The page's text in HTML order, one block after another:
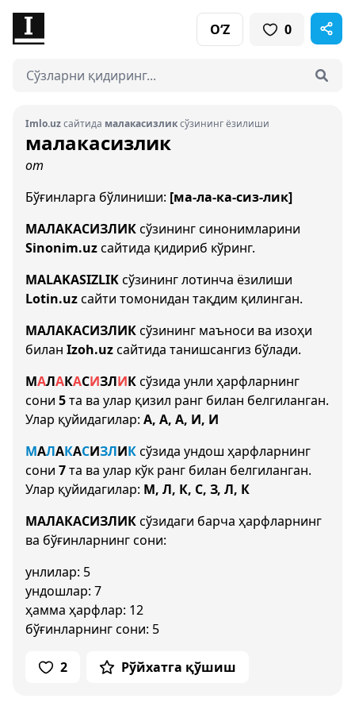
O‘Z 0
Imlo.uzсайтида малакасизликсўзининг ёзилиши
малакасизлик
от
Бўғинларга бўлиниши: [ма-ла-ка-сиз-лик]
МАЛАКАСИЗЛИКсўзининг синонимларини
Sinonim.uzсайтида қидириб кўринг.
MALAKASIZLIKсўзининг лотинча ёзилиши
Lotin.uzсайти томонидан тақдим қилинган.
МАЛАКАСИЗЛИКсўзининг маъноси ва изоҳи
билан Izoh.uzсайтида танишсангиз бўлади.
МАЛАКАСИЗЛИКсўзида унли ҳарфларнинг
сони 5та ва улар қизил ранг билан белгиланган.
Улар қуйидагилар: А, А, А, И, И
МАЛАКАСИЗЛИКсўзида ундош ҳарфларнинг
сони 7та ва улар кўк ранг билан белгиланган.
Улар қуйидагилар: М, Л, К, С, З, Л, К
МАЛАКАСИЗЛИКсўзидаги барча ҳарфларнинг
ва бўғинларнинг сони:
унлилар: 5
ундошлар: 7
ҳамма ҳарфлар: 12
бўғинларнинг сони: 5
2 Рўйхатга қўшиш